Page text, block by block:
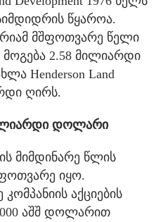
წყაროა.
მშფოთვარე წელი
2.58 მილიარდი
Henderson Land
ღირს.
დოლარი
მიმდინარე წლის
იყო.
აქციების
აშშ დოლარით